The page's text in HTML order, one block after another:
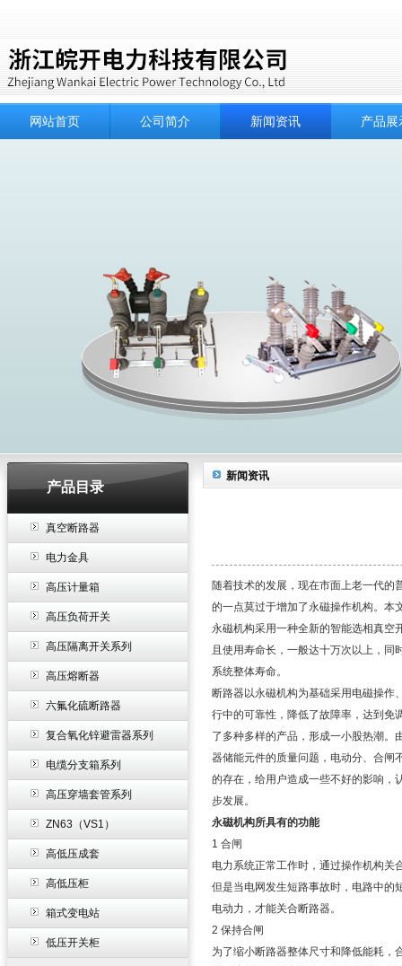
网站首页 公司简介 新闻资讯 产品展
产品目录
真空断路器
电力金具
高压计量箱
高压负荷开关
高压隔离开关系列
高压熔断器
六氟化硫断路器
复合氧化锌避雷器系列
电缆分支箱系列
高压穿墙套管系列
ZN63（VS1）
高低压成套
高低压柜
箱式变电站
低压开关柜
新闻资讯
随着技术的发展，现在市面上老一代的
的一点莫过于增加了永磁操作机构。本
永磁机构采用一种全新的智能选相真空
且使用寿命长，一般达十万次以上，
系统整体寿命。
断路器以永磁机构为基础采用电磁操作
行中的可靠性，降低了故障率，达到免
了多种多样的产品，形成一小股热潮。
器储能元件的质量问题，电动分、合闸
的存在，给用户造成一些不好的影响，
步发展。
永磁机构所具有的功能
1 合闸
电力系统正常工作时，通过操作机构关
但是当电网发生短路事故时，电路中的
电动力，才能关合断路器。
2 保持合闸
为了缩小断路器整体尺寸和降低能耗，